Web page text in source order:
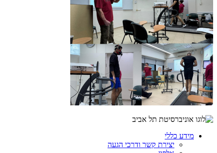
מידע כללי
יצירת קשר ודרכי הגעה